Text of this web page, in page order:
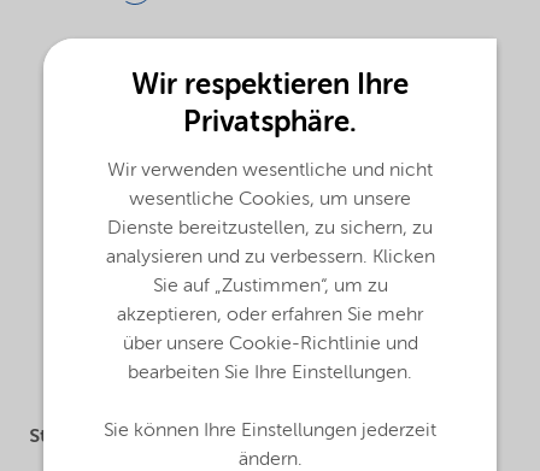
Standort:Produktionswerk
Wir respektieren Ihre
Privatsphäre.
Wir verwenden wesentliche und nicht
wesentliche Cookies, um unsere
Dienste bereitzustellen, zu sichern, zu
analysieren und zu verbessern. Klicken
Sie auf „Zustimmen“, um zu
akzeptieren, oder erfahren Sie mehr
über unsere Cookie-Richtlinie und
bearbeiten Sie Ihre Einstellungen.
Sie können Ihre Einstellungen jederzeit
ändern.